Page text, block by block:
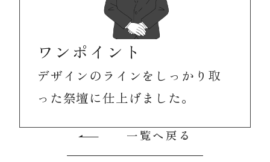
ワンポイント
デザインのラインをしっかり取
った祭壇に仕上げました。
一覧へ戻る